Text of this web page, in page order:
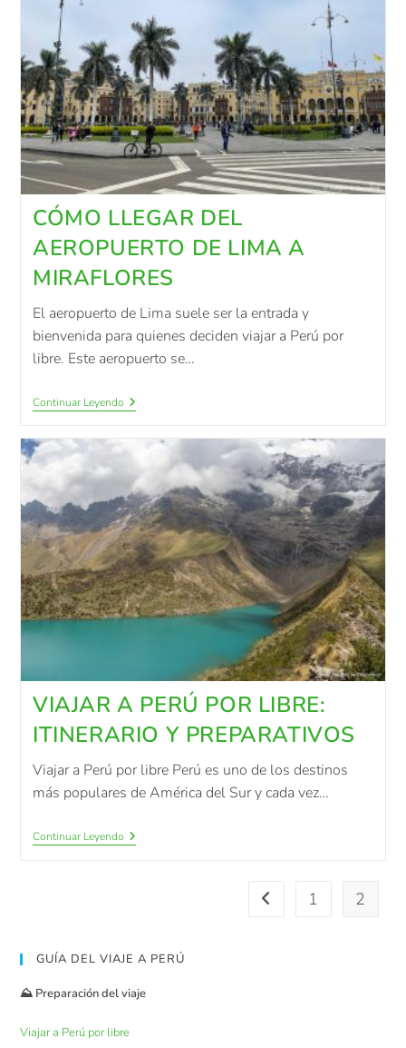
CÓMO LLEGAR DEL
AEROPUERTO DE LIMA A
MIRAFLORES
El aeropuerto de Lima suele ser la entrada y
bienvenida para quienes deciden viajar a Perú por
libre. Este aeropuerto se…
Continuar Leyendo
VIAJAR A PERÚ POR LIBRE:
ITINERARIO Y PREPARATIVOS
Viajar a Perú por libre Perú es uno de los destinos
más populares de América del Sur y cada vez…
Continuar Leyendo
1 2
GUÍA DEL VIAJE A PERÚ
⛰️ Preparación del viaje
Viajar a Perú por libre